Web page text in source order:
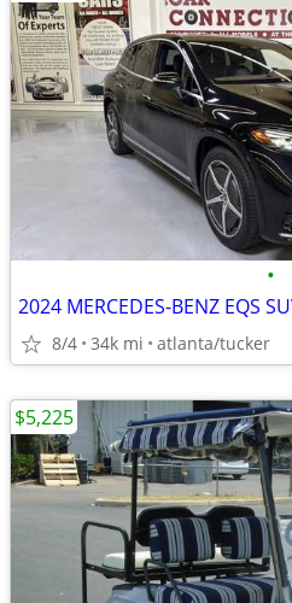
•
8/4 34k mi atlanta/tucker
$5,225